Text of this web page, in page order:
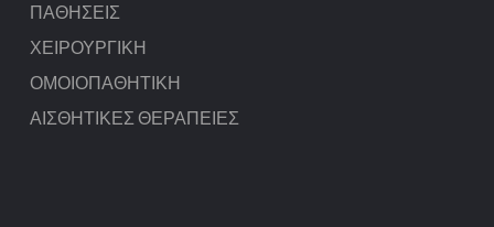
ΠΑΘΉΣΕΙΣ
ΧΕΙΡΟΥΡΓΙΚΉ
ΟΜΟΙΟΠΑΘΗΤΙΚΉ
ΑΙΣΘΗΤΙΚΈΣ ΘΕΡΑΠΕΊΕΣ